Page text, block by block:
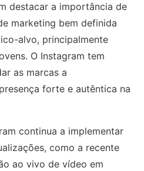
destacar a importância de
marketing bem definida
alvo, principalmente
O Instagram tem
as marcas a
forte e autêntica na
continua a implementar
como a recente
ao vivo de vídeo em